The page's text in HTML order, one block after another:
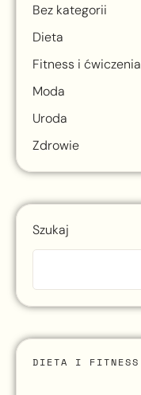
Bez kategorii
Dieta
Fitness i ćwiczenia
Moda
Uroda
Zdrowie
Szukaj
DIETA I FITNESS